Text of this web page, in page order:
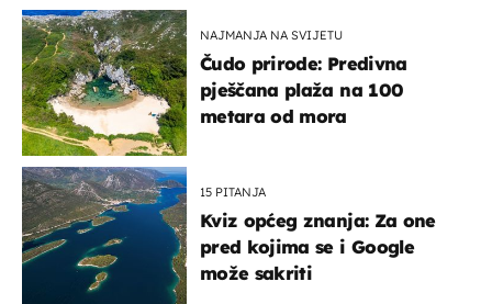
NAJMANJA NA SVIJETU
Čudo prirode: Predivna
pješčana plaža na 100
metara od mora
15 PITANJA
Kviz općeg znanja: Za one
pred kojima se i Google
može sakriti